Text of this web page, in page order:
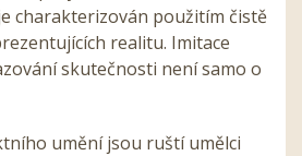
charakterizován použitím čistě
realitu. Imitace
skutečnosti není samo o
umění jsou ruští umělci